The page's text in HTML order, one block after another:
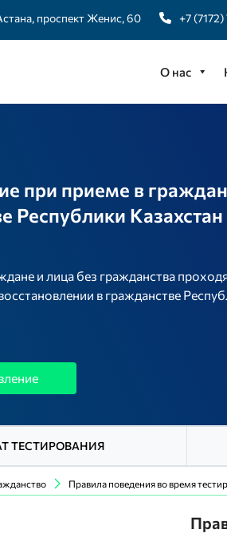
проспект Женис, 60 +7
О нас
при приеме в
Республики Казахстан
и лица без гражданства
в гражданстве
ТЕСТИРОВАНИЯ
Правила поведения во время